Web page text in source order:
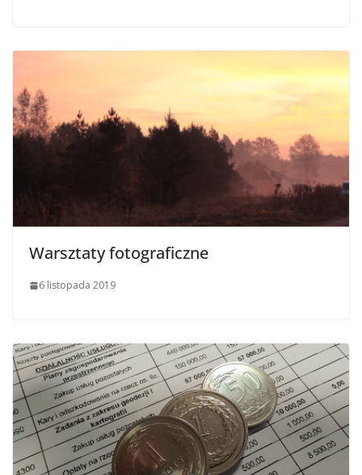
Warsztaty fotograficzne
6 listopada 2019